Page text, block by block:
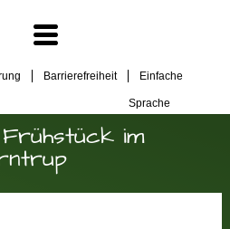
Barrierefreiheit Einfache
Sprache
Frühstück im